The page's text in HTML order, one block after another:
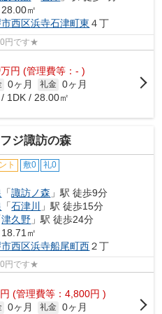
㎡
西区浜寺石津町東 ４丁
円です★
万円 (管理費等：- )
0ヶ月 礼金 0ヶ月
1DK / 28.00㎡
ジ諏訪の森
ト 敷0 礼0
「諏訪ノ森 」駅 徒歩9分
「石津川 」駅 徒歩15分
津久野 」駅 徒歩24分
㎡
西区浜寺船尾町西２丁
円です★
円 (管理費等：4,800円 )
0ヶ月 礼金 0ヶ月